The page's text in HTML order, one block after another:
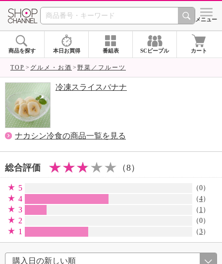
SHOP CHANNEL シメニュー
商品を探す 本日お買得 番組表 SCピープル カート
TOP グルメ・お酒 野菜／フルーツ
冷凍スライスバナナ
ナカシン冷食の商品一覧を見る
総合評価 （8）
5 （0）
4 （4）
3 （ 1 ）
2 （0）
1 （3）